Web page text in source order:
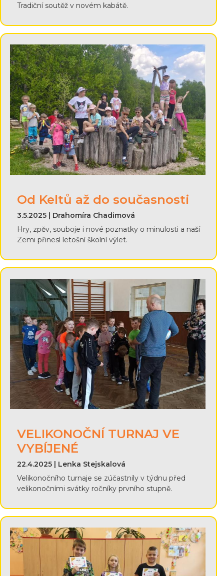
Tradiční soutěž v novém kabátě.
Od Keltů až do současnosti
3.5.2025 | Drahomíra Chadimová
Hry, zpěv, souboje i nové poznatky o minulosti a naší
Zemi přinesl letošní školní výlet.
VELIKONOČNÍ TURNAJ VE
VYBÍJENÉ
22.4.2025 | Lenka Stejskalová
Velikonočního turnaje se zúčastnily v týdnu před
velikonočními svátky ročníky prvního stupně.